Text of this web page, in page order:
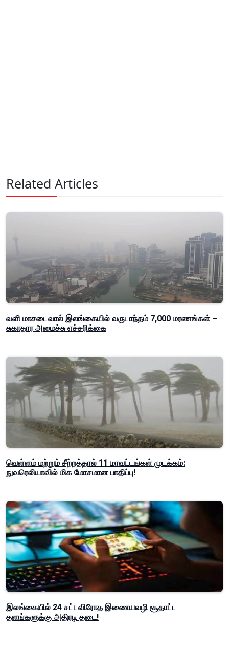
Related Articles
வளி மாசடைவால் இலங்கையில் வருடாந்தம் 7,000 மரணங்கள் –
சுகாதார அமைச்சு எச்சரிக்கை
வெள்ளம் மற்றும் சீற்றத்தால் 11 மாவட்டங்கள் முடக்கம்:
நுவரெலியாவில் மிக மோசமான பாதிப்பு!
இலங்கையில் 24 சட்டவிரோத இணையவழி சூதாட்ட
தளங்களுக்கு அதிரடி தடை!